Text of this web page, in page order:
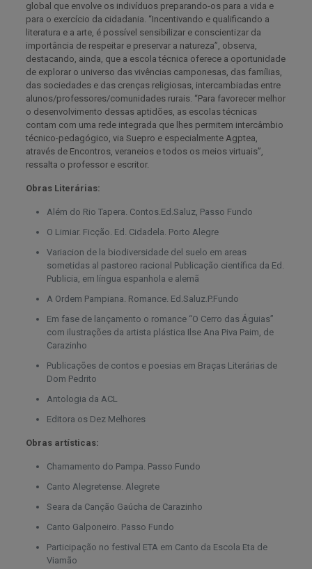
global que envolve os indivíduos preparando-os para a vida e
para o exercício da cidadania. “Incentivando e qualificando a
literatura e a arte, é possível sensibilizar e conscientizar da
importância de respeitar e preservar a natureza”, observa,
destacando, ainda, que a escola técnica oferece a oportunidade
de explorar o universo das vivências camponesas, das famílias,
das sociedades e das crenças religiosas, intercambiadas entre
alunos/professores/comunidades rurais. “Para favorecer melhor
o desenvolvimento dessas aptidões, as escolas técnicas
contam com uma rede integrada que lhes permitem intercâmbio
técnico-pedagógico, via Suepro e especialmente Agptea,
através de Encontros, veraneios e todos os meios virtuais”,
ressalta o professor e escritor.
Obras Literárias:
Além do Rio Tapera. Contos.Ed.Saluz, Passo Fundo
O Limiar. Ficção. Ed. Cidadela. Porto Alegre
Variacion de la biodiversidade del suelo em areas
sometidas al pastoreo racional Publicação científica da Ed.
Publicia, em língua espanhola e alemã
A Ordem Pampiana. Romance. Ed.Saluz.P.Fundo
Em fase de lançamento o romance “O Cerro das Águias”
com ilustrações da artista plástica Ilse Ana Piva Paim, de
Carazinho
Publicações de contos e poesias em Braças Literárias de
Dom Pedrito
Antologia da ACL
Editora os Dez Melhores
Obras artísticas:
Chamamento do Pampa. Passo Fundo
Canto Alegretense. Alegrete
Seara da Canção Gaúcha de Carazinho
Canto Galponeiro. Passo Fundo
Participação no festival ETA em Canto da Escola Eta de
Viamão